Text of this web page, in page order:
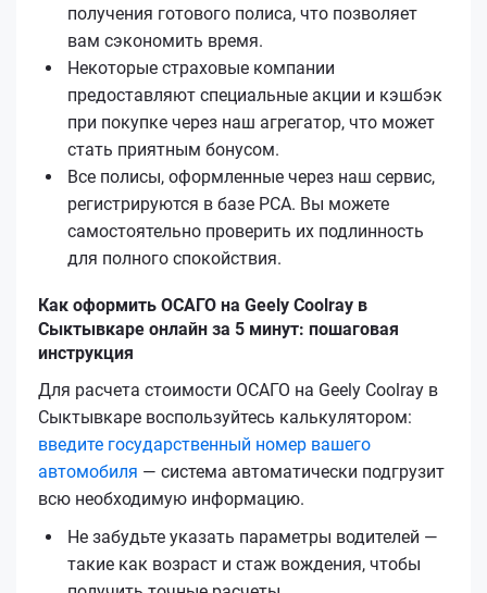
получения готового полиса, что позволяет
вам сэкономить время.
Некоторые страховые компании
предоставляют специальные акции и кэшбэк
при покупке через наш агрегатор, что может
стать приятным бонусом.
Все полисы, оформленные через наш сервис,
регистрируются в базе РСА. Вы можете
самостоятельно проверить их подлинность
для полного спокойствия.
Как оформить ОСАГО на Geely Coolray в
Сыктывкаре онлайн за 5 минут: пошаговая
инструкция
Для расчета стоимости ОСАГО на Geely Coolray в
Сыктывкаре воспользуйтесь калькулятором:
введите государственный номер вашего
автомобиля — система автоматически подгрузит
всю необходимую информацию.
Не забудьте указать параметры водителей —
такие как возраст и стаж вождения, чтобы